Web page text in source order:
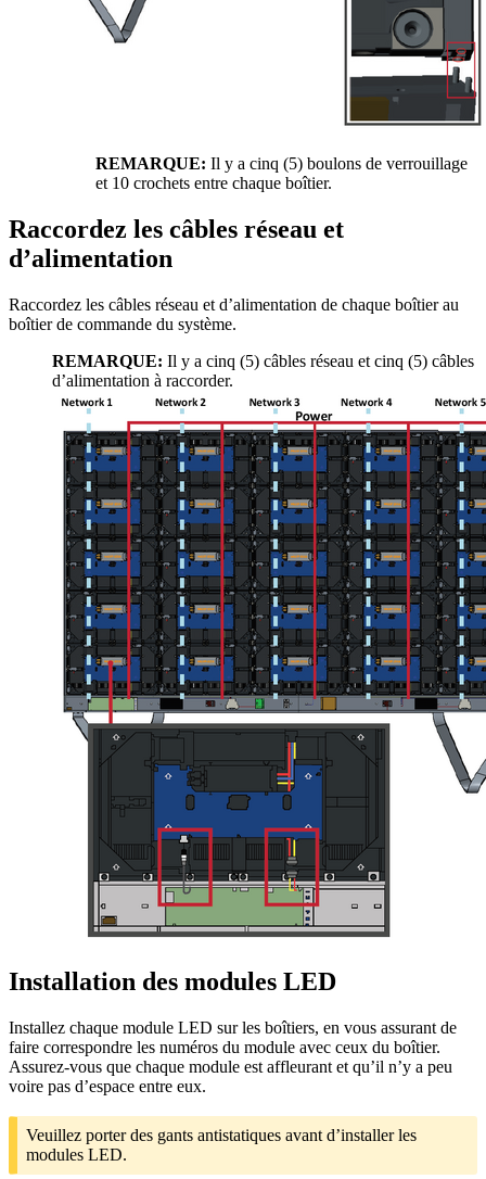
REMARQUE: Il y a cinq (5) boulons de verrouillage
et 10 crochets entre chaque boîtier.
Raccordez les câbles réseau et
d’alimentation
Raccordez les câbles réseau et d’alimentation de chaque boîtier au
boîtier de commande du système.
REMARQUE: Il y a cinq (5) câbles réseau et cinq (5) câbles
d’alimentation à raccorder.
Installation des modules LED
Installez chaque module LED sur les boîtiers, en vous assurant de
faire correspondre les numéros du module avec ceux du boîtier.
Assurez-vous que chaque module est affleurant et qu’il n’y a peu
voire pas d’espace entre eux.
Veuillez porter des gants antistatiques avant d’installer les
modules LED.